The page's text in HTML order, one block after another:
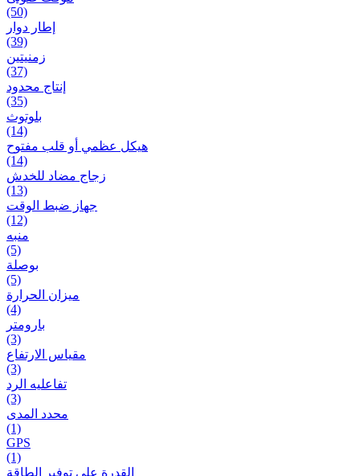
(50)
إطار دوار
(39)
زمنیتین
(37)
إنتاج محدود
(35)
بلوتوث
(14)
هيكل عظمي أو قلب مفتوح
(14)
زجاج مضاد للخدش
(13)
جهاز ضبط الوقت
(12)
منبه
(5)
بوصلة
(5)
ميزان الحرارة
(4)
بارومتر
(3)
مقياس الارتفاع
(3)
تفاعلیه الرد
(3)
محدد المدى
(1)
GPS
(1)
القدرة على توفير الطاقة